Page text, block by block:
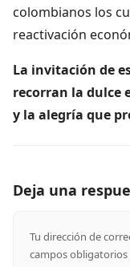
colombianos los
reactivación
La invitación de
recorran la dulce
y la alegría que
Deja una
Tu dirección de
campos obligatorios